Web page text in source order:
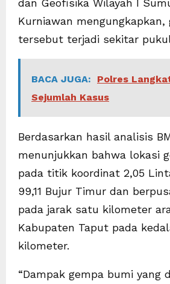
dan Geofisika Wilayah I
Kurniawan mengungkapkan,
tersebut terjadi sekitar pukul
BACA JUGA:
Polres
Sejumlah Kasus
Berdasarkan hasil analisis
menunjukkan bahwa lokasi
pada titik koordinat 2,05
99,11 Bujur Timur dan
pada jarak satu kilometer
Kabupaten Taput pada
kilometer.
“Dampak gempa bumi yang